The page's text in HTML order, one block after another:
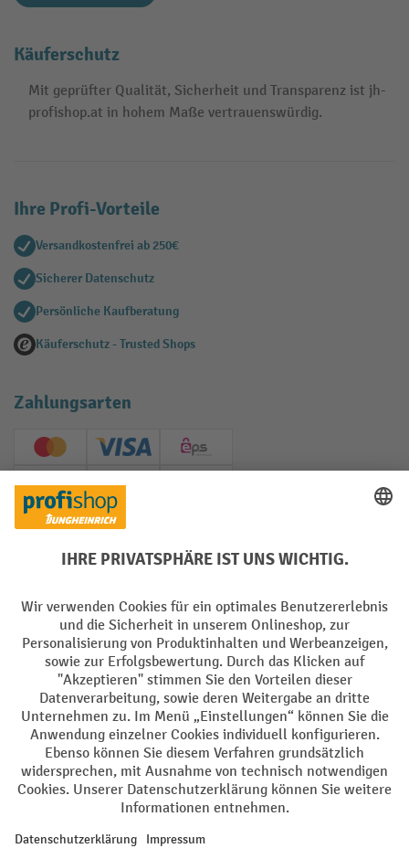
Käuferschutz
Mit geprüfter Qualität, Sicherheit und Transparenz ist jh-
profishop.at in hohem Maße vertrauenswürdig.
Ihre Profi-Vorteile
Versandkostenfrei ab 250€
Sicherer Datenschutz
Persönliche Kaufberatung
Käuferschutz - Trusted Shops
Zahlungsarten
Creditcard (Master)Creditcard (Visa)
EPS
PayPal
Soziale Netzwerke
Impressum Datenschutz
Barrierefreiheit Privacy Settings
Alle Preise exkl. gesetzl. Mehrwertsteuer zzgl.Versandkostenund ggf.
Nachnahmegebühren, wenn nicht anders angegeben.
¹ Der Rabatt gilt so lange der Vorrat reicht. Der Rabatt gilt nicht auf
oder Gutscheinen ist nicht möglich. | ² Der Rabatt wird einmalig bei